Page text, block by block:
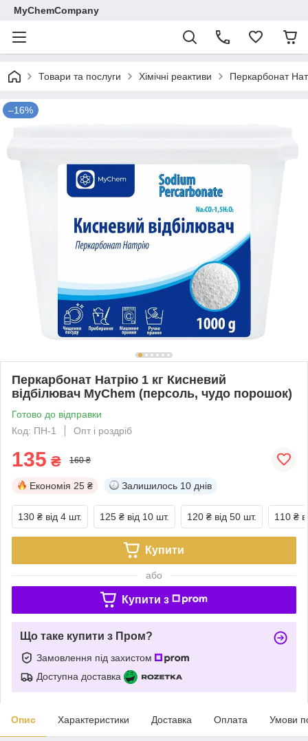
MyChemCompany
Товари та послуги Хімічні реактиви Перкарбонат
–16%
Перкарбонат Натрію 1 кг Кисневий
відбілювач MyChem (персоль, чудо порошок)
Готово до відправки
Код: ПН-1
Опт і роздріб
135 ₴ 160 ₴
Економія 25 ₴ Залишилось 10 днів
130 ₴ від 4 шт. 125 ₴ від 10 шт. 120 ₴ від 50 шт. 110 ₴
Купити
або
Купити з
Що таке купити з Пром?
Замовлення під захистом
Доступна доставка
Опис Характеристики Доставка Оплата Умови